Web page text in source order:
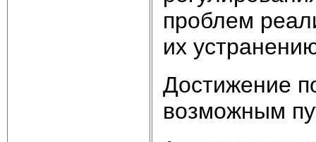
проблем
их
Достижение
возможным